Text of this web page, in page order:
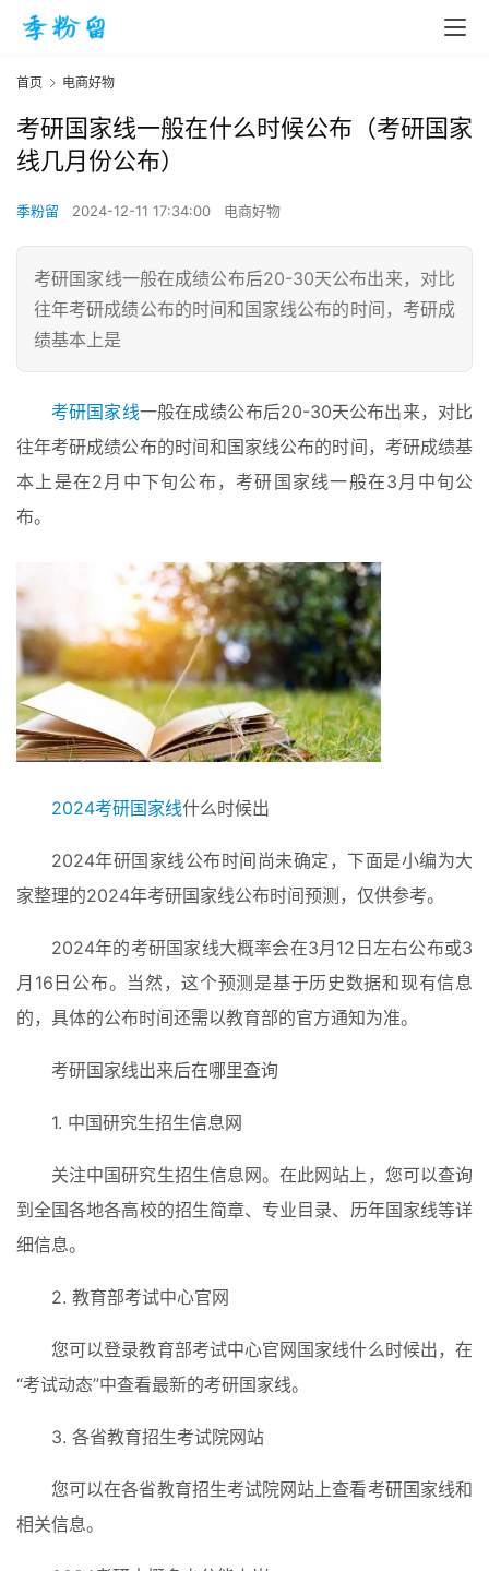
首
|
影
首页 电商好物
考研国家线一般在什么时候公布（考研国家
线几月份公布）
季粉留 2024-12-11 17:34:00 电商好物
考研国家线一般在成绩公布后20-30天公布出来，对比
往年考研成绩公布的时间和国家线公布的时间，考研成
绩基本上是
考研国家线一般在成绩公布后20-30天公布出来，对比
往年考研成绩公布的时间和国家线公布的时间，考研成绩基
本上是在2月中下旬公布，考研国家线一般在3月中旬公
布。
2024考研国家线什么时候出
2024年研国家线公布时间尚未确定，下面是小编为大
家整理的2024年考研国家线公布时间预测，仅供参考。
2024年的考研国家线大概率会在3月12日左右公布或3
月16日公布。当然，这个预测是基于历史数据和现有信息
的，具体的公布时间还需以教育部的官方通知为准。
考研国家线出来后在哪里查询
1. 中国研究生招生信息网
关注中国研究生招生信息网。在此网站上，您可以查询
到全国各地各高校的招生简章、专业目录、历年国家线等详
细信息。
2. 教育部考试中心官网
您可以登录教育部考试中心官网国家线什么时候出，在
“考试动态”中查看最新的考研国家线。
3. 各省教育招生考试院网站
您可以在各省教育招生考试院网站上查看考研国家线和
相关信息。